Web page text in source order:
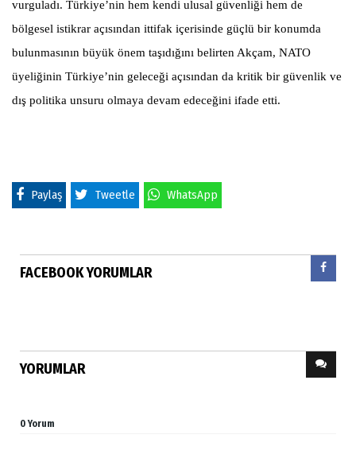
vurguladı. Türkiye’nin hem kendi ulusal güvenliği hem de
bölgesel istikrar açısından ittifak içerisinde güçlü bir konumda
bulunmasının büyük önem taşıdığını belirten Akçam, NATO
üyeliğinin Türkiye’nin geleceği açısından da kritik bir güvenlik ve
dış politika unsuru olmaya devam edeceğini ifade etti.
Paylaş Tweetle WhatsApp
FACEBOOK YORUMLAR
YORUMLAR
0 Yorum